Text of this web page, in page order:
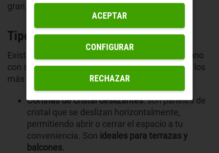
gran preligro con el que te puedas cortar.
Tipos de Cortinas de Cristal
Existen varios tipos de cortinas de cristal, cada uno
con sus características particulares. Algunos de los
más comunes incluyen:
Cortinas de cristal deslizantes: son paneles de
cristal que se deslizan horizontalmente,
permitiendo abrir o cerrar el espacio a tu
conveniencia. Son ideales para terrazas y
balcones.
CONFIGURAR
RECHAZAR
ACEPTAR